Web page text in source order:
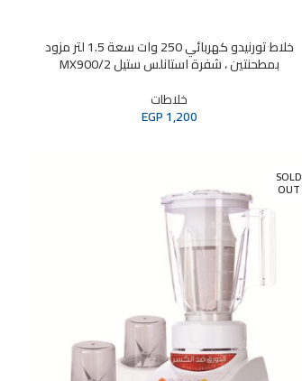
خلاط تورنيدو كهربائي 250 وات سعة 1.5 لتر مزود
بمطحنتين ، شفرة استانلس ستيل MX900/2
خلاطات
EGP1,200
SOLD
OUT